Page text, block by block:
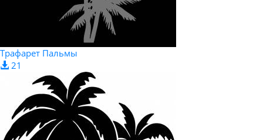
Трафарет Пальмы
21